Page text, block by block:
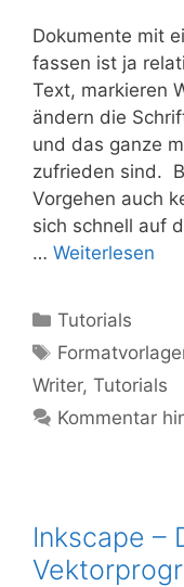
Doku­men­te mit
fas­sen ist ja
Text, mar­kie­ren
ändern die
und das gan­ze
zufrie­den sind.
Vor­ge­hen auch
sich schnell auf
… Wei­ter­le­sen
Kategorien
Tutorials
Schlagwörter
Writer, Tutorials
Kommentar
Inkscape –